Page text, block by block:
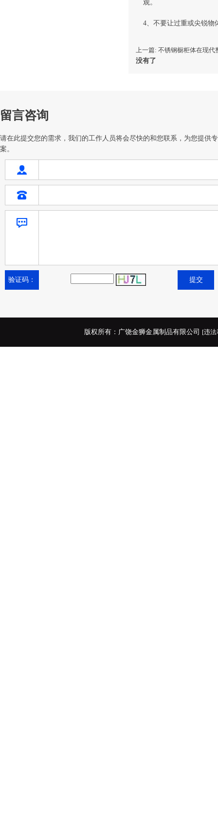
观。
4、不要让过重或尖锐物
上一篇: 不锈钢橱柜体在现代
没有了
留言咨询
请在此提交您的需求，我们的工作人员将会尽快的和您联系，为您提供
案。
验证码：
版权所有：广饶金狮金属制品有限公司 [违